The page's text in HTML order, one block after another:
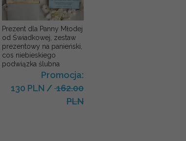
Prezent dla Panny Młodej
od Świadkowej, zestaw
prezentowy na panieński,
cos niebieskiego
podwiązka ślubna
Promocja:
130 PLN / 162.00
PLN